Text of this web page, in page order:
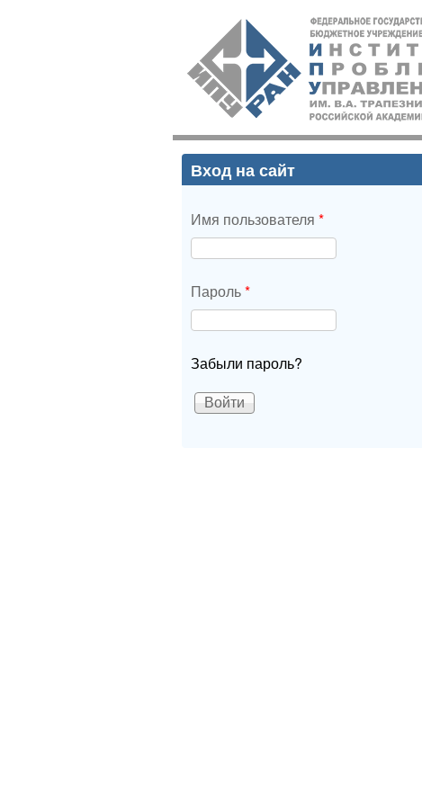
ИПУ
РАН
Вход на сайт
Имя пользователя *
Пароль*
Забыли пароль?